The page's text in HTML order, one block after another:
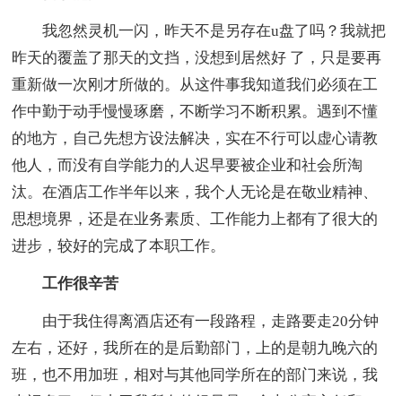
我忽然灵机一闪，昨天不是另存在u盘了吗？我就把
昨天的覆盖了那天的文挡，没想到居然好 了，只是要再
重新做一次刚才所做的。从这件事我知道我们必须在工
作中勤于动手慢慢琢磨，不断学习不断积累。遇到不懂
的地方，自己先想方设法解决，实在不行可以虚心请教
他人，而没有自学能力的人迟早要被企业和社会所淘
汰。在酒店工作半年以来，我个人无论是在敬业精神、
思想境界，还是在业务素质、工作能力上都有了很大的
进步，较好的完成了本职工作。
工作很辛苦
由于我住得离酒店还有一段路程，走路要走20分钟
左右，还好，我所在的是后勤部门，上的是朝九晚六的
班，也不用加班，相对与其他同学所在的部门来说，我